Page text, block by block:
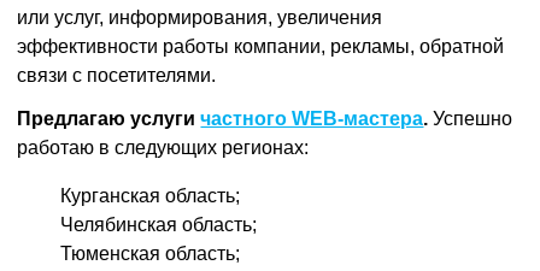
или услуг, информирования, увеличения
эффективности работы компании, рекламы, обратной
связи с посетителями.
Предлагаю услугичастного WEB-мастера. Успешно
работаю в следующих регионах:
Курганская область;
Челябинская область;
Тюменская область;